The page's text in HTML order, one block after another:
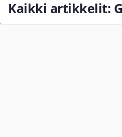
Kaikki artikkelit: